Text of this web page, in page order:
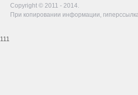
Copyright © 2011 - 2014.
При копировании информации,
111